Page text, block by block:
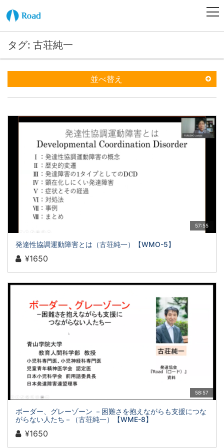
タグ: 古荘純一
並べ替え
57:55
発達性協調運動障害とは（古荘純一）【WMO-5】
¥1650
58:57
ボーダー、グレーゾーン －困難さを抱えながらも支援につな
がらない人たち－（古荘純一）【WME-8】
¥1650